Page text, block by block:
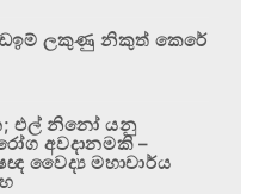
ලකුණු නිකුත් කෙරේ
එල් නිනෝ යනු
අවදානමකි –
වෛද්‍ය මහාචාර්ය